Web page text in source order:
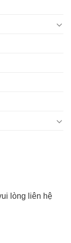
lòng liên hệ